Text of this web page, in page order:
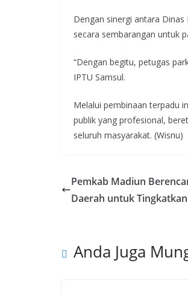
Dengan sinergi antara
secara sembarangan untuk
“Dengan begitu, petugas
IPTU Samsul.
Melalui pembinaan terpadu
publik yang profesional,
seluruh masyarakat. (Wisnu)
Pemkab Madiun
Daerah untuk Tingkatkan
Anda Juga